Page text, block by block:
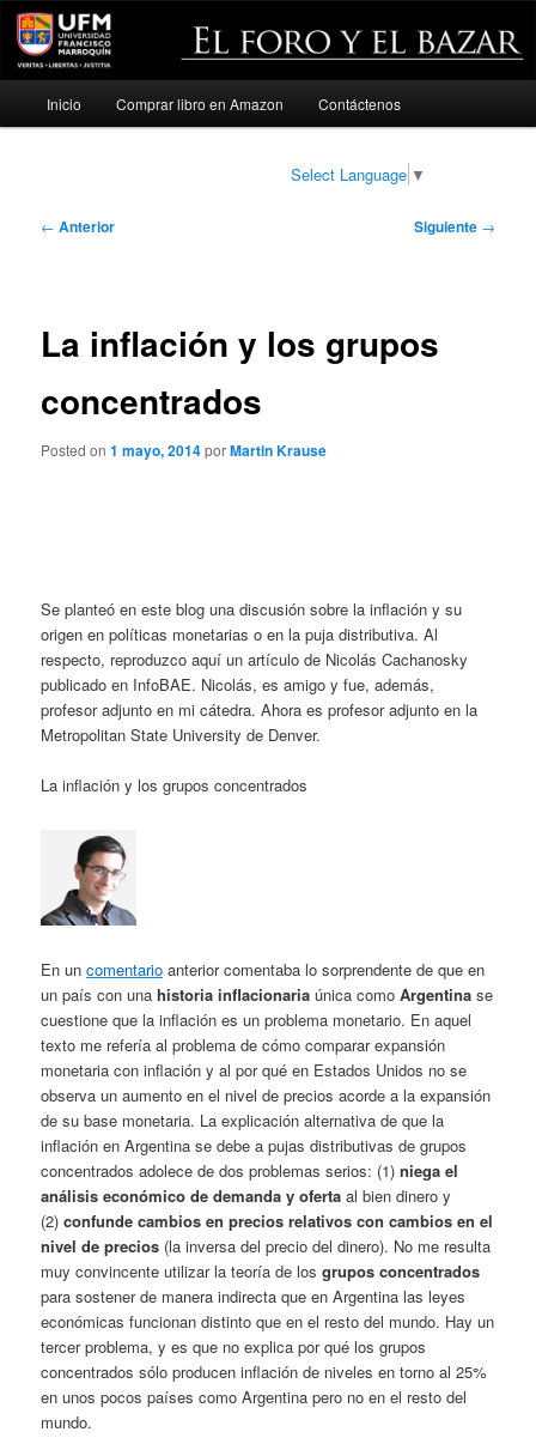
Ir
Inicio Comprar libro en Amazon Contáctenos
Select Language ▼
Navegación
← Anterior Siguiente →
La inflación y los grupos
concentrados
Posted on1 mayo, 2014porMartin Krause
Se planteó en este blog una discusión sobre la inflación y su
origen en políticas monetarias o en la puja distributiva. Al
respecto, reproduzco aquí un artículo de Nicolás Cachanosky
publicado en InfoBAE. Nicolás, es amigo y fue, además,
profesor adjunto en mi cátedra. Ahora es profesor adjunto en la
Metropolitan State University de Denver.
La inflación y los grupos concentrados
En uncomentario anterior comentaba lo sorprendente de que en
un país con una historia inflacionaria única comoArgentina se
cuestione que la inflación es un problema monetario. En aquel
texto me refería al problema de cómo comparar expansión
monetaria con inflación y al por qué en Estados Unidos no se
observa un aumento en el nivel de precios acorde a la expansión
de su base monetaria. La explicación alternativa de que la
inflación en Argentina se debe a pujas distributivas de grupos
concentrados adolece de dos problemas serios: (1)niega el
análisis económico de demanda y oferta al bien dinero y
(2)confunde cambios en precios relativos con cambios en el
nivel de precios (la inversa del precio del dinero). No me resulta
muy convincente utilizar la teoría de losgrupos concentrados
para sostener de manera indirecta que en Argentina las leyes
económicas funcionan distinto que en el resto del mundo. Hay un
tercer problema, y es que no explica por qué los grupos
concentrados sólo producen inflación de niveles en torno al 25%
en unos pocos países como Argentina pero no en el resto del
mundo.